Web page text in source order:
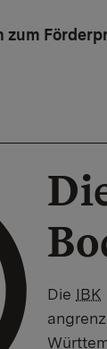
Die IBK